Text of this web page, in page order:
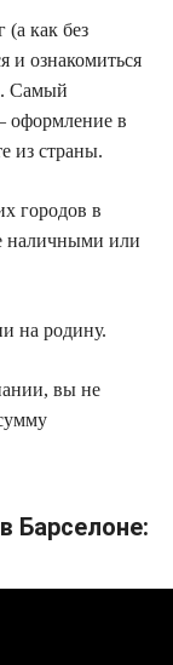
как без
и ознакомиться
Самый
оформление в
из страны.
городов в
наличными или
на родину.
вы не
Барселоне: